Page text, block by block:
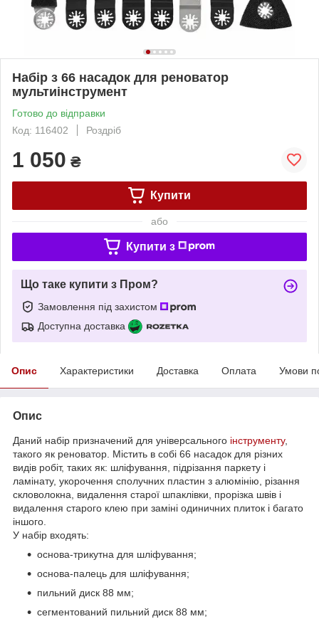
Набір з 66 насадок для реноватор
мультиінструмент
Готово до відправки
Код: 116402
Роздріб
1 050 ₴
Купити
або
Купити з
Що таке купити з Пром?
Замовлення під захистом
Доступна доставка
Опис Характеристики Доставка Оплата Умови
Опис
Даний набір призначений для універсального інструменту,
такого як реноватор. Містить в собі 66 насадок для різних
видів робіт, таких як: шліфування, підрізання паркету і
ламінату, укорочення сполучних пластин з алюмінію, різання
скловолокна, видалення старої шпаклівки, прорізка швів і
видалення старого клею при заміні одиничних плиток і багато
іншого.
У набір входять:
основа-трикутна для шліфування;
основа-палець для шліфування;
пильний диск 88 мм;
сегментований пильний диск 88 мм;